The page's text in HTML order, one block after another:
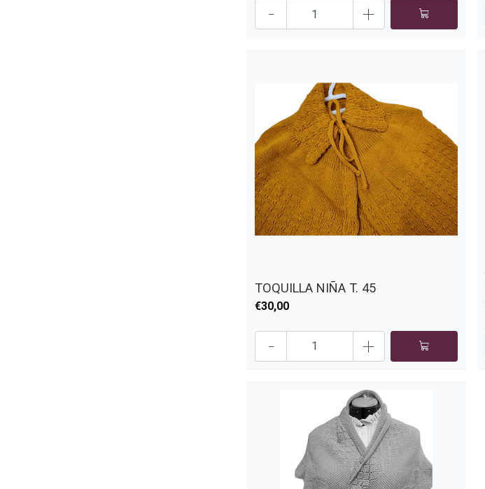
- +
TOQUILLA NIÑA T. 45
€30,00
- +